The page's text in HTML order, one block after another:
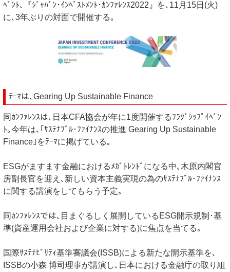
ﾍﾞﾝﾄ､『ｼﾞｬﾊﾟﾝ･ｲﾝﾍﾞｽﾄﾒﾝﾄ･ｶﾝﾌｧﾚﾝｽ2022』を､11月15日(火)
に､3年ぶりの対面で開催する｡
ﾃｰﾏは､Gearing Up Sustainable Finance
同ｶﾝﾌｧﾚﾝｽは､日本CFA協会が年に1度開催するﾌﾗｸﾞｼｯﾌﾟｲﾍﾞﾝ
ﾄ｡今年は､｢ｻｽﾃﾅﾌﾞﾙ･ﾌｧｲﾅﾝｽの推進 Gearing Up Sustainable
Finance｣をﾃｰﾏに掲げている｡
ESGがますます金融におけるﾒｶﾞﾄﾚﾝﾄﾞになる中､木原内閣官
房副長官を迎え､新しい資本主義実現の為のｻｽﾃﾅﾌﾞﾙ･ﾌｧｲﾅﾝｽ
に関する講演をしてもらう予定｡
同ｶﾝﾌｧﾚﾝｽでは､目まぐるしく展開しているESG開示規制･基
準(資産運用会社および企業に対する)に焦点を当てる｡
国際ｻｽﾃﾅﾋﾞﾘﾃｨ基準審議会(ISSB)による新たな開示基準を､
ISSBの小森 博司理事が講演し､日本における金融庁の取り組